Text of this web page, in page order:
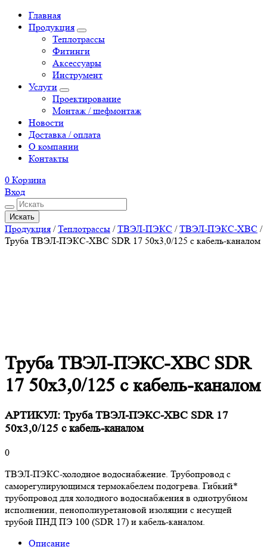
Главная
Продукция
Теплотрассы
Фитинги
Аксессуары
Инструмент
Услуги
Проектирование
Монтаж / шефмонтаж
Новости
Доставка / оплата
О компании
Контакты
0 Корзина
Вход
Искать
Продукция /Теплотрассы /ТВЭЛ-ПЭКС /ТВЭЛ-ПЭКС-ХВС /
Труба ТВЭЛ-ПЭКС-ХВС SDR 17 50х3,0/125 с кабель-каналом
Труба ТВЭЛ-ПЭКС-ХВС SDR
17 50х3,0/125 с кабель-каналом
АРТИКУЛ: Труба ТВЭЛ-ПЭКС-ХВС SDR 17
50х3,0/125 с кабель-каналом
0
ТВЭЛ-ПЭКС-холодное водоснабжение. Трубопровод с
саморегулирующимся термокабелем подогрева. Гибкий*
трубопровод для холодного водоснабжения в однотрубном
исполнении, пенополиуретановой изоляции с несущей
трубой ПНД ПЭ 100 (SDR 17) и кабель-каналом.
Описание